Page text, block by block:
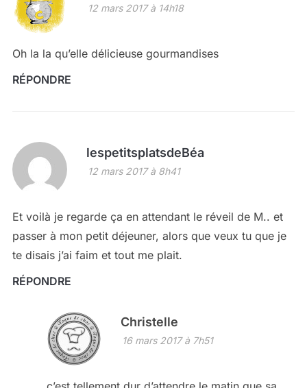
12 mars 2017 à 14h18
Oh la la qu’elle délicieuse gourmandises
RÉPONDRE
lespetitsplatsdeBéa
12 mars 2017 à 8h41
Et voilà je regarde ça en attendant le réveil de M.. et
passer à mon petit déjeuner, alors que veux tu que je
te disais j’ai faim et tout me plait.
RÉPONDRE
Christelle
16 mars 2017 à 7h51